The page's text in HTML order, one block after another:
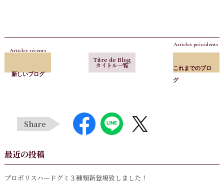
Articles récents
新しいブログ
Titre de Blog
タイトル一覧
Articles précédents
これまでのブロ
グ
Share
最近の投稿
プロポリスハードグミ３種類新登場致しました！